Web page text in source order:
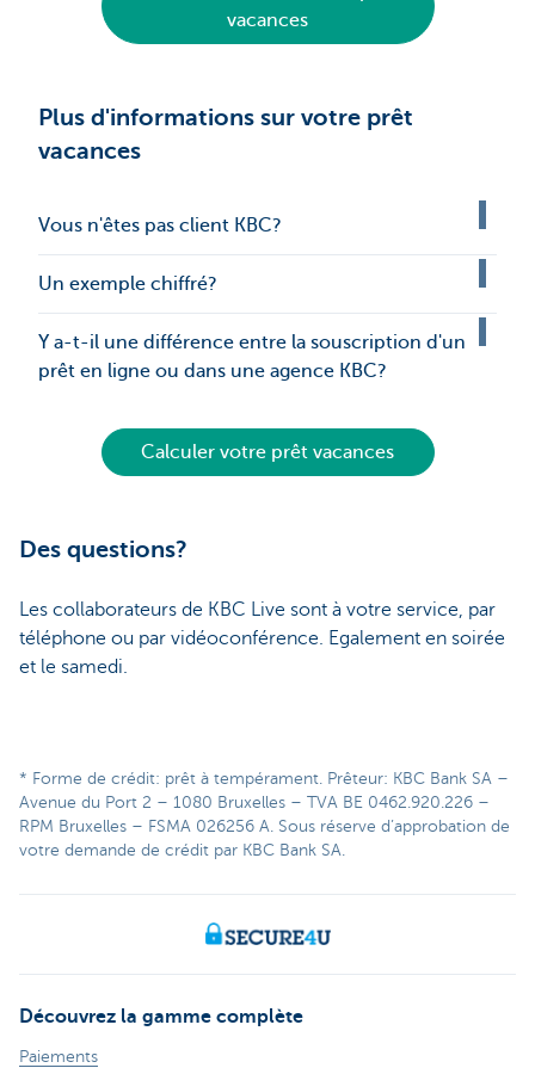
vacances
Plus d'informations sur votre prêt
vacances
Vous n'êtes pas client KBC?
Un exemple chiffré?
Y a-t-il une différence entre la souscription d'un
prêt en ligne ou dans une agence KBC?
Calculer votre prêt vacances
Des questions?
Les collaborateurs de KBC Live sont à votre service, par
téléphone ou par vidéoconférence. Egalement en soirée
et le samedi.
* Forme de crédit: prêt à tempérament. Prêteur: KBC Bank SA –
Avenue du Port 2 – 1080 Bruxelles – TVA BE 0462.920.226 –
RPM Bruxelles – FSMA 026256 A. Sous réserve d’approbation de
votre demande de crédit par KBC Bank SA.
Découvrez la gamme complète
Paiements